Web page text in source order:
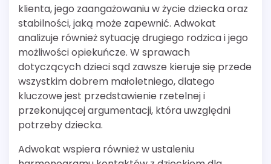
klienta, jego zaangażowaniu w życie dziecka oraz
stabilności, jaką może zapewnić. Adwokat
analizuje również sytuację drugiego rodzica i jego
możliwości opiekuńcze. W sprawach
dotyczących dzieci sąd zawsze kieruje się przede
wszystkim dobrem małoletniego, dlatego
kluczowe jest przedstawienie rzetelnej i
przekonującej argumentacji, która uwzględni
potrzeby dziecka.
Adwokat wspiera również w ustaleniu